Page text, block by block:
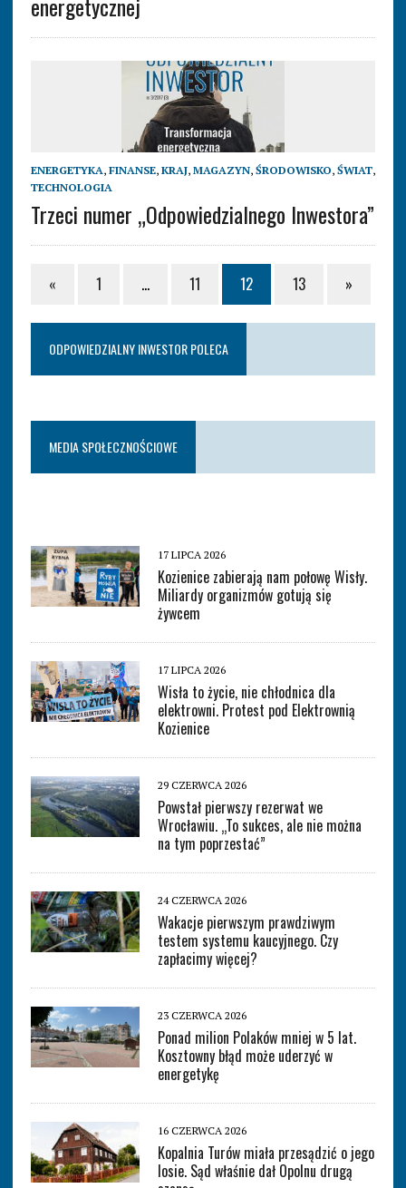
ENERGETYKA, FINANSE, KRAJ, MAGAZYN, ŚRODOWISKO, ŚWIAT,
TECHNOLOGIA
Trzeci numer „Odpowiedzialnego Inwestora”
« 1 … 11 12 13 »
ODPOWIEDZIALNY INWESTOR POLECA
MEDIA SPOŁECZNOŚCIOWE
17 LIPCA 2026
Kozienice zabierają nam połowę Wisły.
Miliardy organizmów gotują się
żywcem
17 LIPCA 2026
Wisła to życie, nie chłodnica dla
elektrowni. Protest pod Elektrownią
Kozienice
29 CZERWCA 2026
Powstał pierwszy rezerwat we
Wrocławiu. „To sukces, ale nie można
na tym poprzestać”
24 CZERWCA 2026
Wakacje pierwszym prawdziwym
testem systemu kaucyjnego. Czy
zapłacimy więcej?
23 CZERWCA 2026
Ponad milion Polaków mniej w 5 lat.
Kosztowny błąd może uderzyć w
energetykę
16 CZERWCA 2026
Kopalnia Turów miała przesądzić o jego
losie. Sąd właśnie dał Opolnu drugą